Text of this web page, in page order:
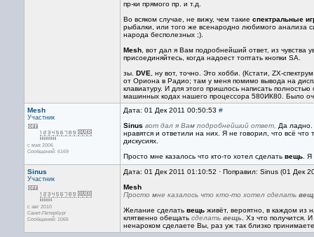
пр-ки прямого пр. и т.д.
Во всяком случае, не вижу, чем такие спектральные
рыбалки, или того же всенародно любимого анализа
народа бесполезных ;).
Mesh , вот дал я Вам подробнейший ответ, из чувства
присоединяйтесь, когда надоест топтать кнопки SA.
зы. DVE , ну вот, точно. Это хобби. (Кстати, ZX-
от Ориона в Радио; там у меня помимо вывода на
клавиатуру. И для этого пришлось написать
машинных кодах нашего процессора 580ИК80. Было
Mesh
Участник
с мая 2006
Сообщений: 6169
Дата: 01 Дек 2011 00:50:53 #
Sinus вот дал я Вам подробнейший ответ,
Да ладно.
нравятся и ответили на них. Я не говорил, что всё
дискусиях.
Просто мне казалось что кто-то хотел сделать вещь .
Sinus
Участник
с авг 2010
Санкт-Петербург
Сообщений: 1065
Дата: 01 Дек 2011 01:10:52 · Поправил: Sinus (01 Дек
Mesh
Просто мне казалось что кто-то хотел сделать
Желание сделать вещь живёт, вероятно, в каждом из
клятвенно обещать сделать вещь . Хз что получится.
ненароком сделаете Вы, раз уж так близко